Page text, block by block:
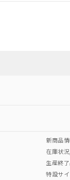
例
新商品
在庫状
生産終
特設サ